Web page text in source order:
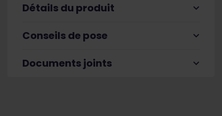
expand_more
Détails du produit
expand_more
Conseils de pose
expand_more
Documents joints